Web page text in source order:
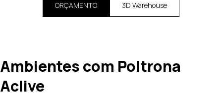
ORÇAMENTO 3D Warehouse
Ambientes com Poltrona
Aclive